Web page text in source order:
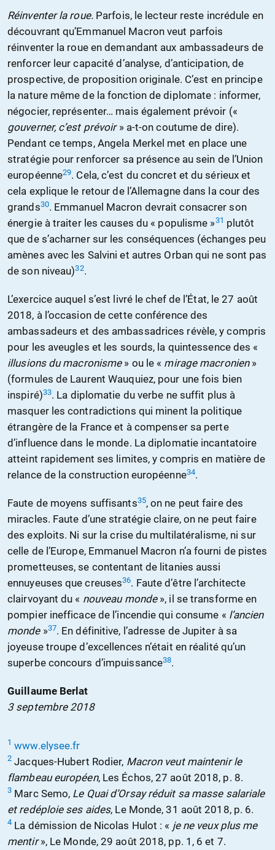
Réinventer la roue.Parfois, le lecteur reste incrédule en
découvrant qu’Emmanuel Macron veut parfois
réinventer la roue en demandant aux ambassadeurs de
renforcer leur capacité d’analyse, d’anticipation, de
prospective, de proposition originale. C’est en principe
la nature même de la fonction de diplomate : informer,
négocier, représenter… mais également prévoir («
gouverner, c’est prévoir» a-t-on coutume de dire).
Pendant ce temps, Angela Merkel met en place une
stratégie pour renforcer sa présence au sein de l’Union
européenne29. Cela, c’est du concret et du sérieux et
cela explique le retour de l’Allemagne dans la cour des
grands30. Emmanuel Macron devrait consacrer son
énergie à traiter les causes du « populisme »31 plutôt
que de s’acharner sur les conséquences (échanges peu
amènes avec les Salvini et autres Orban qui ne sont pas
de son niveau)32.
L’exercice auquel s’est livré le chef de l’État, le 27 août
2018, à l’occasion de cette conférence des
ambassadeurs et des ambassadrices révèle, y compris
pour les aveugles et les sourds, la quintessence des «
illusions du macronisme» ou le « mirage macronien»
(formules de Laurent Wauquiez, pour une fois bien
inspiré)33. La diplomatie du verbe ne suffit plus à
masquer les contradictions qui minent la politique
étrangère de la France et à compenser sa perte
d’influence dans le monde. La diplomatie incantatoire
atteint rapidement ses limites, y compris en matière de
relance de la construction européenne34.
Faute de moyens suffisants35, on ne peut faire des
miracles. Faute d’une stratégie claire, on ne peut faire
des exploits. Ni sur la crise du multilatéralisme, ni sur
celle de l’Europe, Emmanuel Macron n’a fourni de pistes
prometteuses, se contentant de litanies aussi
ennuyeuses que creuses36. Faute d’être l’architecte
clairvoyant du « nouveau monde», il se transforme en
pompier inefficace de l’incendie qui consume « l’ancien
monde»37. En définitive, l’adresse de Jupiter à sa
joyeuse troupe d’excellences n’était en réalité qu’un
superbe concours d’impuissance38.
Guillaume Berlat
3 septembre 2018
1 www.elysee.fr
2 Jacques-Hubert Rodier, Macron veut maintenir le
flambeau européen, Les Échos, 27 août 2018, p. 8.
3 Marc Semo, Le Quai d’Orsay réduit sa masse salariale
et redéploie ses aides, Le Monde, 31 août 2018, p. 6.
4 La démission de Nicolas Hulot : « je ne veux plus me
mentir», Le Monde, 29 août 2018, pp. 1, 6 et 7.